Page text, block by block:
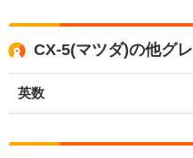
CX-5(マツダ)の他グ
英数